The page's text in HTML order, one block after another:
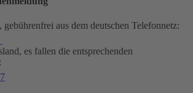
aus dem deutschen Telefonnetz:
es fallen die entsprechenden